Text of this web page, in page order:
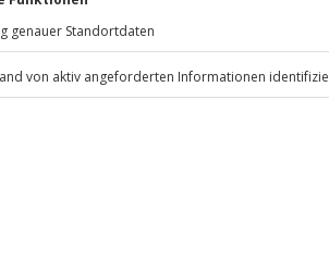
verschoben (die
warme Kleidung
Zusatzkosten vor Ort
81671 München
außer an bundesweiten